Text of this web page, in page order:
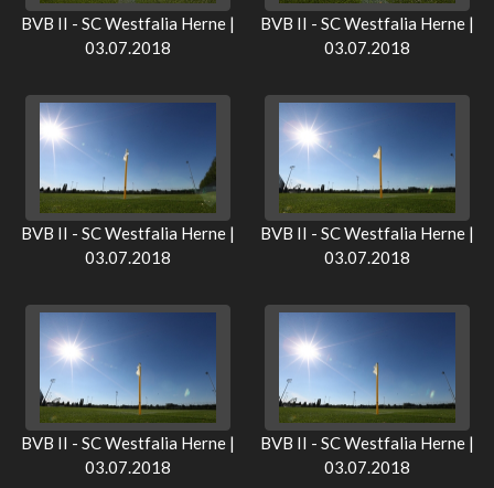
BVB II - SC Westfalia Herne |
03.07.2018
BVB II - SC Westfalia Herne |
03.07.2018
BVB II - SC Westfalia Herne |
03.07.2018
BVB II - SC Westfalia Herne |
03.07.2018
BVB II - SC Westfalia Herne |
03.07.2018
BVB II - SC Westfalia Herne |
03.07.2018